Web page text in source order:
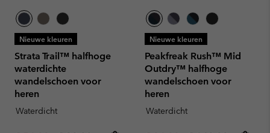
Nieuwe kleuren
Strata Trail™ halfhoge
waterdichte
wandelschoen voor
heren
Waterdicht
Nieuwe kleuren
Peakfreak Rush™ Mid
Outdry™ halfhoge
wandelschoen voor
heren
Waterdicht